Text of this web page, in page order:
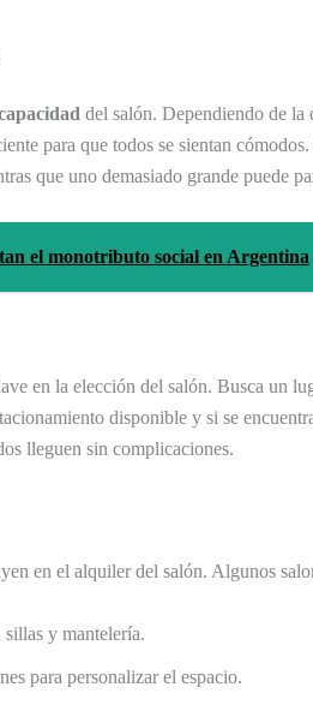
del salón. Dependiendo de la
para que todos se sientan
que uno demasiado grande puede
el monotributo social en Argentina
en la elección del salón. Busca un
disponible y si se
lleguen sin complicaciones.
en el alquiler del salón. Algunos
sillas y mantelería.
para personalizar el espacio.